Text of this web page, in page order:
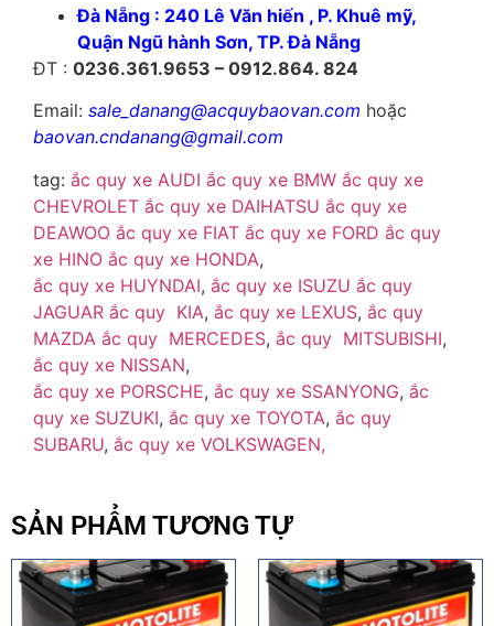
Đà Nẵng : 240 Lê Văn hiến , P. Khuê mỹ,
Quận Ngũ hành Sơn, TP. Đà Nẵng
ĐT : 0236.361.9653 – 0912.864. 824
Email: sale_danang@acquybaovan.com hoặc
baovan.cndanang@gmail.com
tag: ắc quy xe AUDI ắc quy xe BMW ắc quy xe
CHEVROLET ắc quy xe DAIHATSU ắc quy xe
DEAWOO ắc quy xe FIAT ắc quy xe FORD ắc quy
xe HINO ắc quy xe HONDA,
ắc quy xe HUYNDAI, ắc quy xe ISUZU ắc quy
JAGUAR ắc quy KIA, ắc quy xe LEXUS, ắc quy
MAZDA ắc quy MERCEDES, ắc quy MITSUBISHI,
ắc quy xe NISSAN,
ắc quy xe PORSCHE, ắc quy xe SSANYONG, ắc
quy xe SUZUKI, ắc quy xe TOYOTA, ắc quy
SUBARU, ắc quy xe VOLKSWAGEN,
SẢN PHẨM TƯƠNG TỰ